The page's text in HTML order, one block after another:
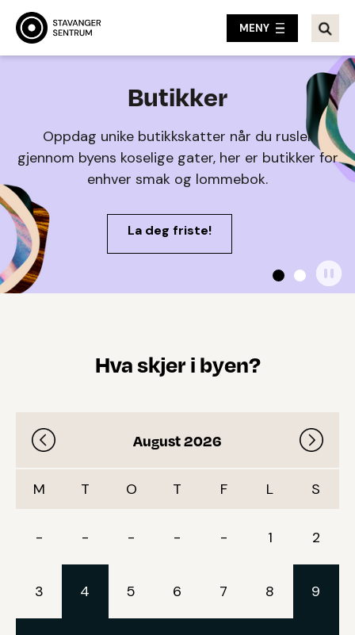
MENY
Butikker
Oppdag unike butikkskatter når du rusler
gjennom byens koselige gater, her er butikker for
enhver smak og lommebok.
La deg friste!
Mat & drikke
Stavanger sentrum byr på fantastiske
smaksopplevelser med sitt brede og herlige
utvalg!
Se utvalget
Hva skjer i byen?
August 2026
M T O T F L S
- - - - - 1 2
3 4 5 6 7 8 9